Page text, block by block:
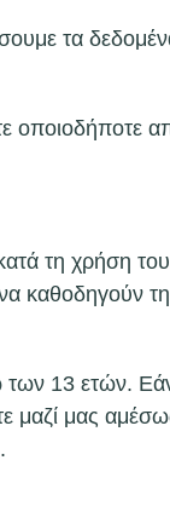
τα
οποιοδήποτε
τη χρήση
καθοδηγούν
13 ετών. Εάν
μαζί μας